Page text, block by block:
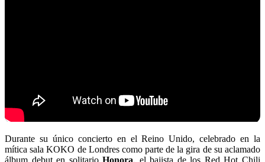
Durante su único concierto en el Reino Unido, celebrado en la
mítica sala KOKO de Londres como parte de la gira de su aclamado
álbum debut en solitarioHonora, el bajista de los Red Hot Chili